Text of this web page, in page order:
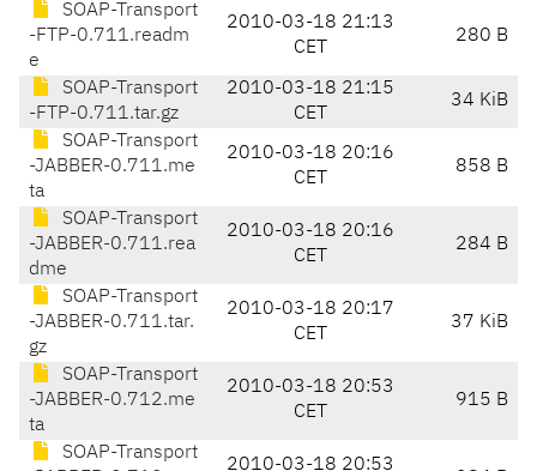
SOAP-Transport
-FTP-0.711.readm
e
2010-03-18 21:13
CET
280 B
SOAP-Transport
-FTP-0.711.tar.gz
2010-03-18 21:15
CET
34 KiB
SOAP-Transport
-JABBER-0.711.me
ta
2010-03-18 20:16
CET
858 B
SOAP-Transport
-JABBER-0.711.rea
dme
2010-03-18 20:16
CET
284 B
SOAP-Transport
-JABBER-0.711.tar.
gz
2010-03-18 20:17
CET
37 KiB
SOAP-Transport
-JABBER-0.712.me
ta
2010-03-18 20:53
CET
915 B
SOAP-Transport
2010-03-18 20:53